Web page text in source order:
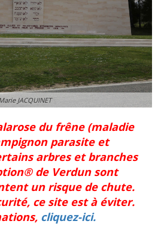
JACQUINET
du frêne (maladie
parasite et
arbres et branches
de Verdun sont
un risque de chute.
ce site est à éviter.
cliquez-ici.